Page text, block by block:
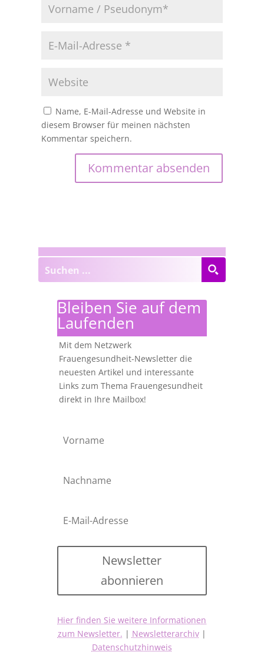
Name, E-Mail-Adresse und Website in
diesem Browser für meinen nächsten
Kommentar speichern.
Bleiben Sie auf dem
Laufenden
Mit dem Netzwerk
Frauengesundheit-Newsletter die
neuesten Artikel und interessante
Links zum Thema Frauengesundheit
direkt in Ihre Mailbox!
Newsletter
abonnieren
Hier finden Sie weitere Informationen
zum Newsletter. | Newsletterarchiv|
Datenschutzhinweis